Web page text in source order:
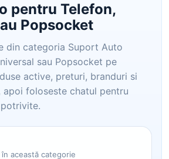
pentru Telefon,
Popsocket
din categoria Suport Auto
sau Popsocket pe
active, preturi, branduri si
apoi foloseste chatul pentru
această categorie